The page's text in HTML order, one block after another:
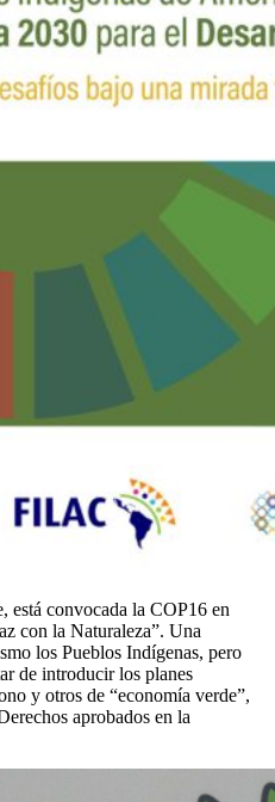
está convocada la COP16 en
con la Naturaleza”. Una
los Pueblos Indígenas, pero
de introducir los planes
y otros de “economía verde”,
aprobados en la